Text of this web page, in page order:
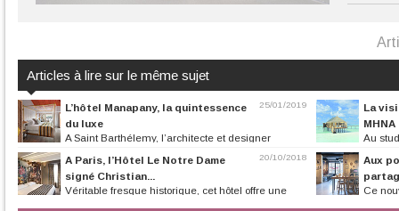
Articles à lire sur le même sujet
25/01/2019
L’hôtel Manapany, la quintessence
du luxe
A Saint Barthélemy, l’architecte et designer
François Champsaur s’est pris de...
La
MHNA
Au
travaillent avec
20/10/2018
A Paris, l’Hôtel Le Notre Dame
signé Christian...
Véritable fresque historique, cet hôtel offre une
Aux
Ce